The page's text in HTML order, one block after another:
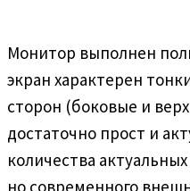
Монитор выполнен
экран характерен
сторон (боковые и
достаточно прост и
количества
но современного